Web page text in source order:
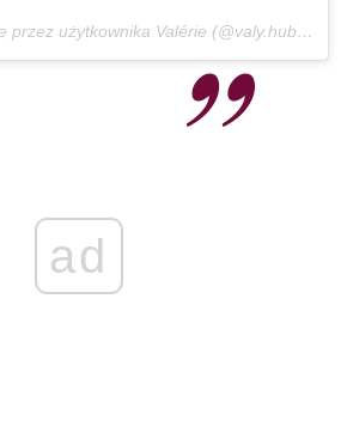
Zdjęcie zamieszczone przez użytkownika Valérie (@valy.hub)
ad